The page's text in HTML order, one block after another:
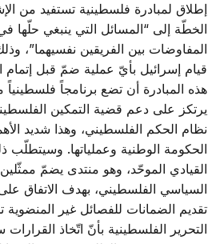
إطلاق لمبادرة فلسطينية تستفيد من
الخطّة إلى “المسائل التي ينبغي حلّها في
المفاوضات بين الفريقين نفسيهما”،
قيام إسرائيل بأيّ عملية ضمّ قبل إتمام
هذه المبادرة أن تضع برنامجاً
يرتكز على دعم قضية التمكين
نظام الحكم الفلسطيني، وهذا شديد
الحكومة الوطنية وعملياتها. وسيتطلّب
القيادي الموحّد، وهو منتدى يضمّ
السياسي الفلسطيني، بهدف الاتفاق
تقديم الضمانات للفصائل غير
التحرير الفلسطينية بأنّ اتّخاذ